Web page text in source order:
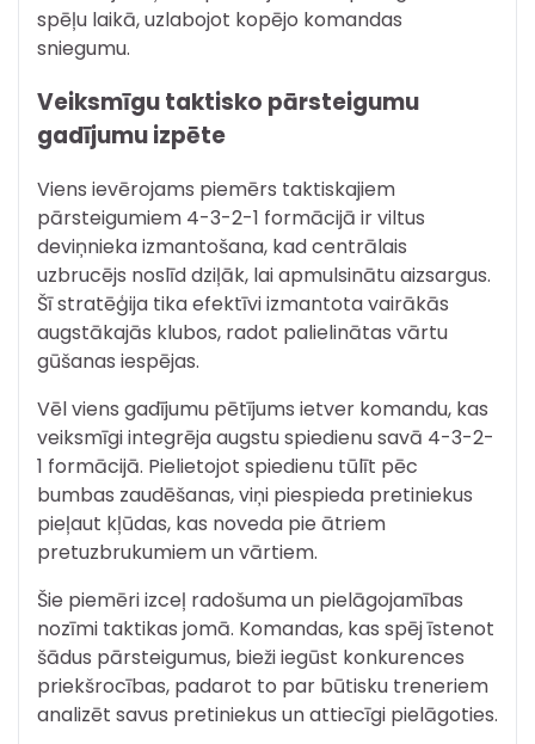
spēļu laikā, uzlabojot kopējo komandas
sniegumu.
Veiksmīgu taktisko pārsteigumu
gadījumu izpēte
Viens ievērojams piemērs taktiskajiem
pārsteigumiem 4-3-2-1 formācijā ir viltus
deviņnieka izmantošana, kad centrālais
uzbrucējs noslīd dziļāk, lai apmulsinātu aizsargus.
Šī stratēģija tika efektīvi izmantota vairākās
augstākajās klubos, radot palielinātas vārtu
gūšanas iespējas.
Vēl viens gadījumu pētījums ietver komandu, kas
veiksmīgi integrēja augstu spiedienu savā 4-3-2-
1 formācijā. Pielietojot spiedienu tūlīt pēc
bumbas zaudēšanas, viņi piespieda pretiniekus
pieļaut kļūdas, kas noveda pie ātriem
pretuzbrukumiem un vārtiem.
Šie piemēri izceļ radošuma un pielāgojamības
nozīmi taktikas jomā. Komandas, kas spēj īstenot
šādus pārsteigumus, bieži iegūst konkurences
priekšrocības, padarot to par būtisku treneriem
analizēt savus pretiniekus un attiecīgi pielāgoties.